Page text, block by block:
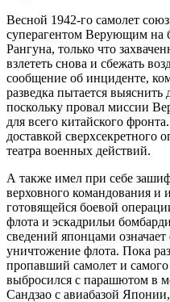
Весной 1942-го самолет
суперагентом Верующим на
Рангуна, только что
взлететь снова и сбежать
сообщение об инциденте,
разведка пытается
поскольку провал миссии
для всего китайского
доставкой сверхсекретного
театра военных действий.
А также имел при себе
верховного командования
готовящейся боевой
флота и эскадрильи
сведений японцами
уничтожение флота. Пока
пропавший самолет и
выбросился с парашютом в
Сандзао с авиабазой